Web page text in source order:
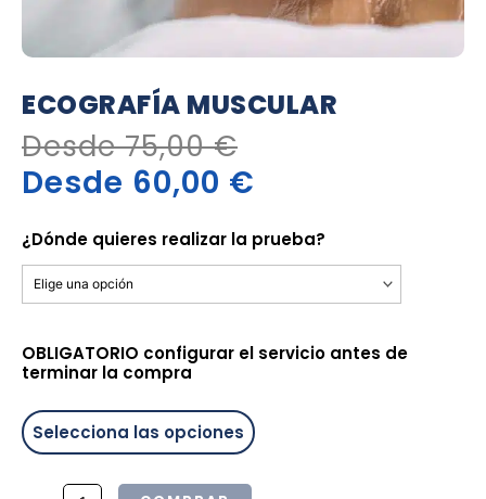
ECOGRAFÍA MUSCULAR
Desde75,00€
Desde 60,00 €
¿Dónde quieres realizar la prueba?
OBLIGATORIO configurar el servicio antes de
terminar la compra
Selecciona las opciones
Muscular
cantidad